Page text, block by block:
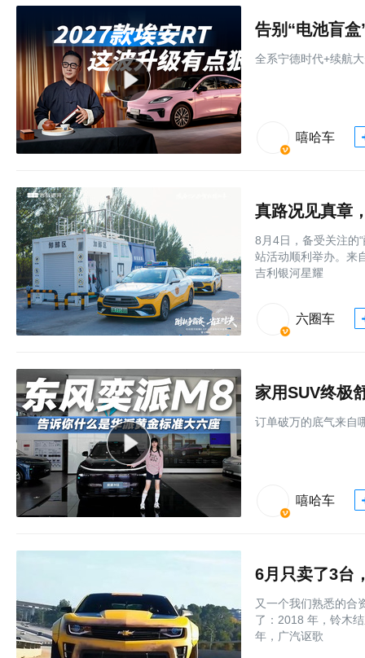
全系宁德时代+续航
嘻哈车
8月4日，备受关注的
站活动顺利举办。来
吉利银河星耀
六圈车
家用SUV终极
订单破万的底气来自
嘻哈车
6月只卖了3台
又一个我们熟悉的合
了：2018 年，铃木
年，广汽讴歌